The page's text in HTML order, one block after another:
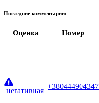
Последние комментарии:
Оценка Номер
негативная
+380444904347